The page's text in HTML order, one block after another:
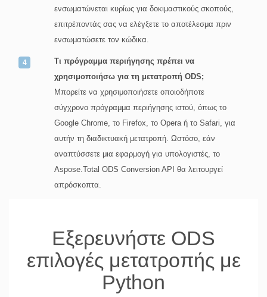
ενσωματώνεται κυρίως για δοκιμαστικούς σκοπούς,
επιτρέποντάς σας να ελέγξετε το αποτέλεσμα πριν
ενσωματώσετε τον κώδικα.
Τι πρόγραμμα περιήγησης πρέπει να
χρησιμοποιήσω για τη μετατροπή ODS;
Μπορείτε να χρησιμοποιήσετε οποιοδήποτε
σύγχρονο πρόγραμμα περιήγησης ιστού, όπως το
Google Chrome, το Firefox, το Opera ή το Safari, για
αυτήν τη διαδικτυακή μετατροπή. Ωστόσο, εάν
αναπτύσσετε μια εφαρμογή για υπολογιστές, το
Aspose.Total ODS Conversion API θα λειτουργεί
απρόσκοπτα.
Εξερευνήστε ODS
επιλογές μετατροπής με
Python